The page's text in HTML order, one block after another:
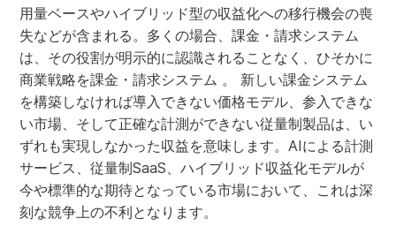
用量ベースやハイブリッド型の収益化への移行機会の喪
失などが含まれる。多くの場合、課金・請求システム
は、その役割が明示的に認識されることなく、ひそかに
商業戦略を課金・請求システム 。 新しい課金システム
を構築しなければ導入できない価格モデル、参入できな
い市場、そして正確な計測ができない従量制製品は、い
ずれも実現しなかった収益を意味します。AIによる計測
サービス、従量制SaaS、ハイブリッド収益化モデルが
今や標準的な期待となっている市場において、これは深
刻な競争上の不利となります。